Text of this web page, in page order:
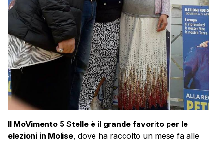
Il MoVimento 5 Stelle è il grande favorito per le
elezioni in Molise, dove ha raccolto un mese fa alle